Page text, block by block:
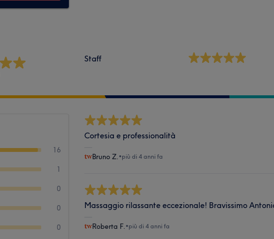
Staff
16
1
0
0
0
Cortesia e professionalità
Bruno Z. •più di 4 anni fa
Massaggio rilassante eccezionale! Bravissimo
Roberta F. •più di 4 anni fa